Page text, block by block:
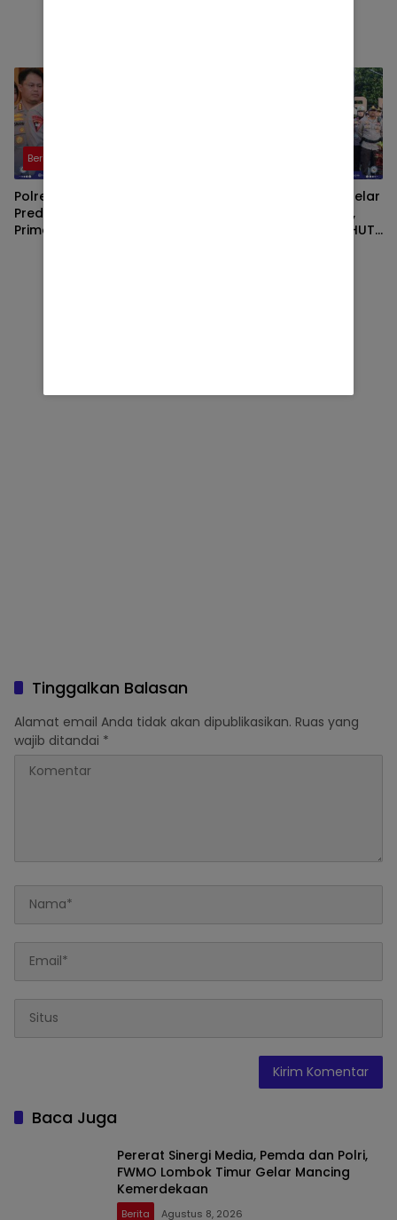
Berita
Polres Lombok Timur Raih
Predikat A Pelayanan
Prima, Tertinggi di Jajaran
Polres Lombok Timur Gelar
Apel Siaga Kamtibmas,
Perkuat Pengamanan HUT
Tinggalkan Balasan
Alamat email Anda tidak akan dipublikasikan. Ruas yang
wajib ditandai *
Baca Juga
Pererat Sinergi Media, Pemda dan Polri,
FWMO Lombok Timur Gelar Mancing
Kemerdekaan
Berita Agustus 8, 2026